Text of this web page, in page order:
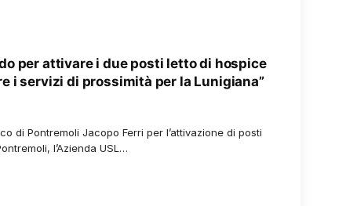
per attivare i due posti letto di hospice
i servizi di prossimità per la Lunigiana”
di Pontremoli Jacopo Ferri per l’attivazione di posti
l’Azienda USL…